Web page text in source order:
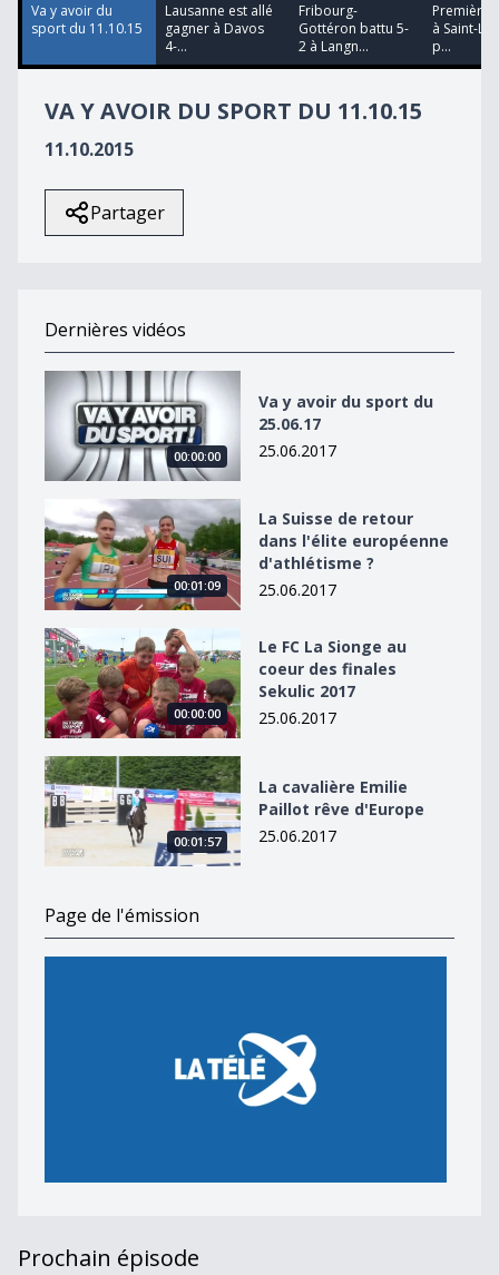
26
seconds
Va y avoir du
sport du 11.10.15
Lausanne est allé
gagner à Davos
4-...
Fribourg-
Gottéron battu 5-
2 à Langn...
Première
à Saint-
p...
VA Y AVOIR DU SPORT DU 11.10.15
11.10.2015
Partager
Dernières vidéos
Va y avoir du sport du 25.06.17
00:00:00
Va y avoir du sport du
25.06.17
25.06.2017
La Suisse de retour dans l&#039;élite européenne
00:01:09
La Suisse de retour
dans l'élite européenne
d'athlétisme ?
25.06.2017
Le FC La Sionge au coeur des finales Sekulic 2017
00:00:00
Le FC La Sionge au
coeur des finales
Sekulic 2017
25.06.2017
La cavalière Emilie Paillot rêve d&#039;Europe
00:01:57
La cavalière Emilie
Paillot rêve d'Europe
25.06.2017
Page de l'émission
Prochain épisode